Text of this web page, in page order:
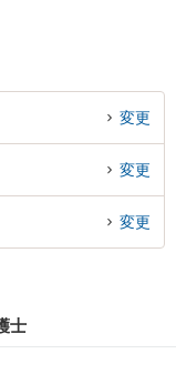
変更
変更
変更
士